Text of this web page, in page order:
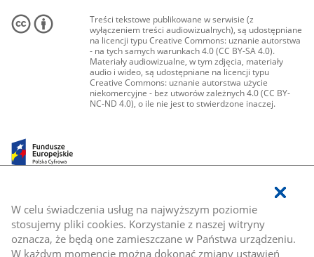
W celu świadczenia usług na najwyższym poziomie
stosujemy pliki cookies. Korzystanie z naszej witryny
oznacza, że będą one zamieszczane w Państwa urządzeniu.
W każdym momencie można dokonać zmiany ustawień
Treści tekstowe publikowane w serwisie (z
wyłączeniem treści audiowizualnych), są udostępniane
na licencji typu Creative Commons: uznanie autorstwa
- na tych samych warunkach 4.0 (CC BY-SA 4.0).
Materiały audiowizualne, w tym zdjęcia, materiały
audio i wideo, są udostępniane na licencji typu
Creative Commons: uznanie autorstwa użycie
niekomercyjne - bez utworów zależnych 4.0 (CC BY-
NC-ND 4.0), o ile nie jest to stwierdzone inaczej.